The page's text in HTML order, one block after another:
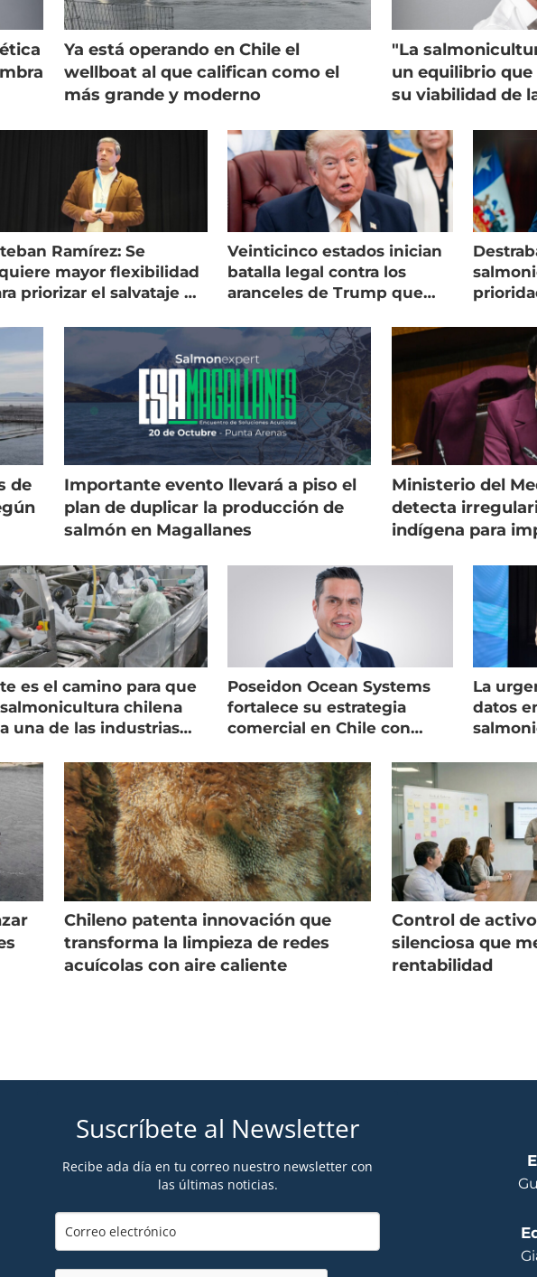
Ya está operando en Chile el
wellboat al que califican como el
más grande y moderno
"La
un equilibrio
su viabilidad de
Ramírez: Se
mayor flexibilidad
priorizar el salvataje de
Veinticinco estados inician
batalla legal contra los
aranceles de Trump que
de
Importante evento llevará a piso el
plan de duplicar la producción de
salmón en Magallanes
Ministerio del
detecta
indígena para
es el camino para que
chilena
una de las industrias
Poseidon Ocean Systems
fortalece su estrategia
comercial en Chile con
La
datos
Chileno patenta innovación que
transforma la limpieza de redes
acuícolas con aire caliente
Control de
silenciosa que
rentabilidad
Suscríbete al Newsletter
Recibe ada día en tu correo nuestro newsletter con
las últimas noticias.